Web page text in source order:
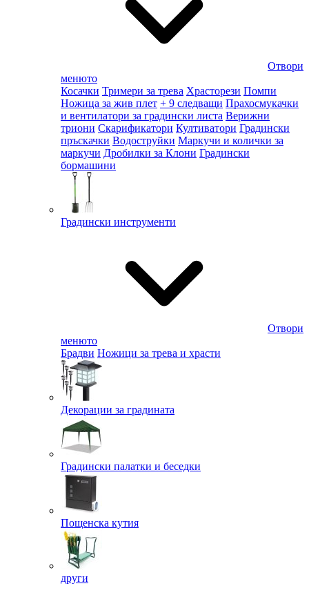
Отвори
менюто
Косачки Тримери за трева Храсторези Помпи
Ножица за жив плет + 9 следващи Прахосмукачки
и вентилатори за градински листа Верижни
триони Скарификатори Култиватори Градински
пръскачки Водоструйки Маркучи и колички за
маркучи Дробилки за Клони Градински
бормашини
Градински инструменти
Отвори
менюто
Брадви Ножици за трева и храсти
Декорации за градината
Градински палатки и беседки
Пощенска кутия
други